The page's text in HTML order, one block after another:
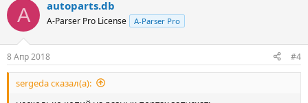
A autoparts.db
A-Parser Pro License A-Parser Pro
8 Апр 2018 #4
sergeda сказал(а):